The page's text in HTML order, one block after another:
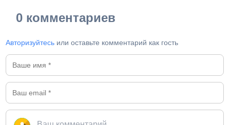
0 комментариев
Авторизуйтесь или оставьте комментарий как гость